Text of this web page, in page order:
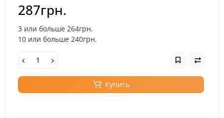
287грн.
3 или больше 264грн.
10 или больше 240грн.
Купить